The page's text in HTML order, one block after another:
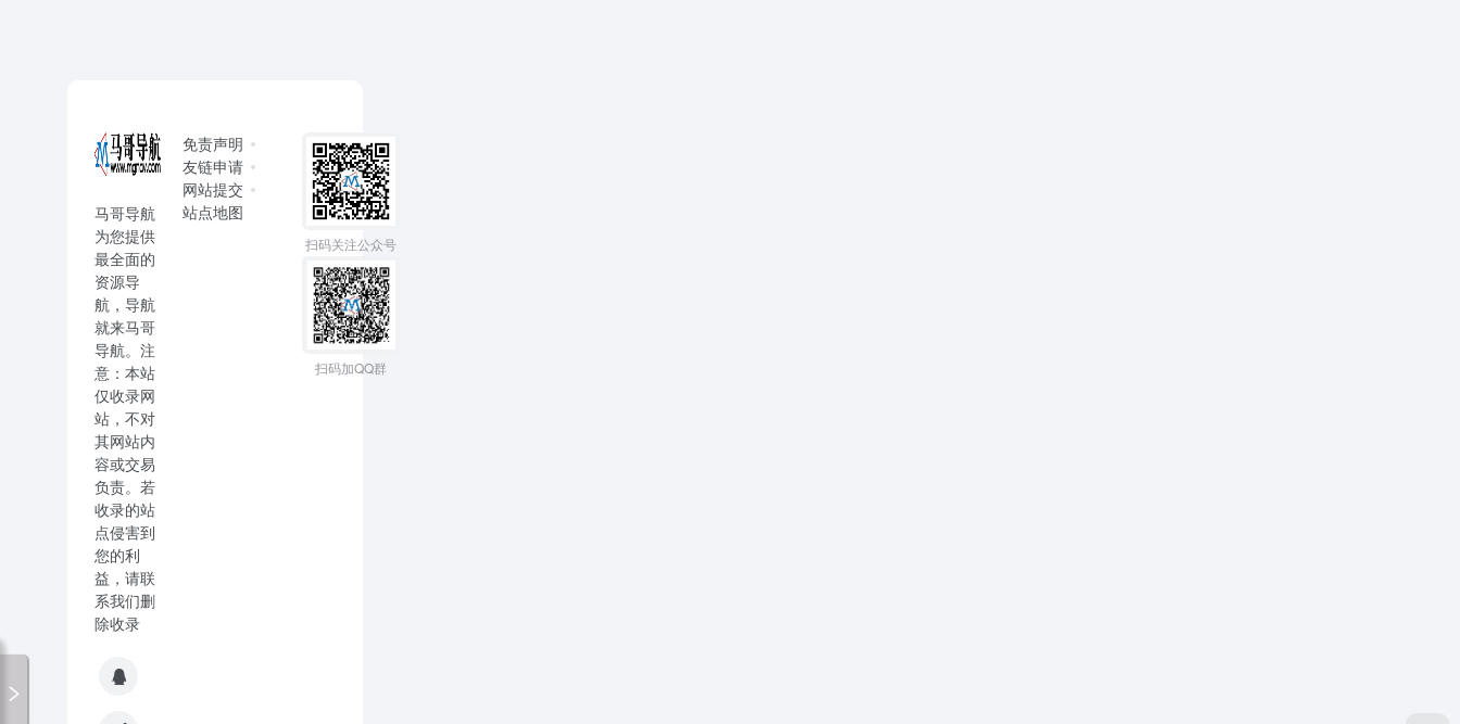
马哥导航
为您提供
最全面的
资源导
航，导航
就来马哥
导航。注
意：本站
仅收录网
站，不对
其网站内
容或交易
负责。若
收录的站
点侵害到
您的利
益，请联
系我们删
除收录
免责声明
友链申请
网站提交
站点地图
扫码关注公众号
扫码加QQ群